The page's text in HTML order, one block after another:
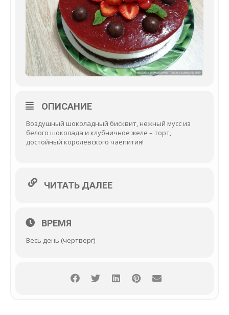
ОПИСАНИЕ
Воздушный шоколадный бисквит, нежный мусс из
белого шоколада и клубничное желе – торт,
достойный королевского чаепития!
ЧИТАТЬ ДАЛЕЕ
ВРЕМЯ
Весь день (чертверг)